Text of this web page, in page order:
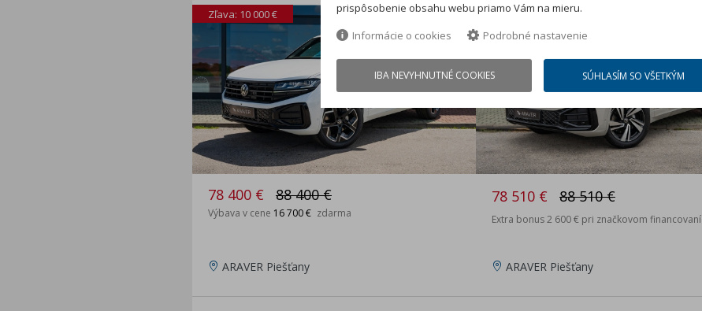
Zľava: 10 000 €
78 400 € 88 400 €
Výbava v cene 16 700 € zdarma
ARAVER Piešťany
Zľava: 10 000 €
78 510 € 88 510 €
Extra bonus 2 600 € pri značkovom financovaní
ARAVER Piešťany
prispôsobenie obsahu webu priamo Vám na mieru.
Informácie o cookies
Podrobné nastavenie
IBA NEVYHNUTNÉ COOKIES SÚHLASÍM SO VŠETKÝM